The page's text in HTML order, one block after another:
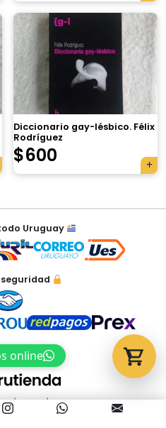
Diccionario gay-lésbico. Félix
Rodríguez
$600
Uruguay
online
al panel
×
está vacío.
y aparecerá acá